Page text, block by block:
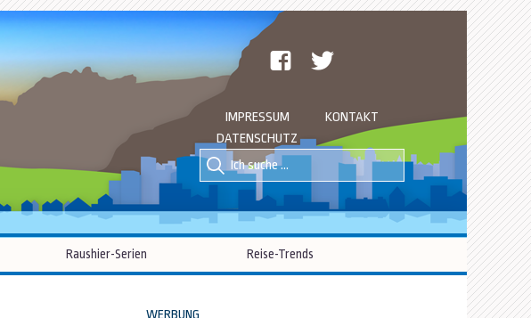
facebook
IMPRESSUM
KONTAKT
DATENSCHUTZ
Suche
nach::
Suche
nach:
Raushier-Serien Reise-Trends
WERBUNG